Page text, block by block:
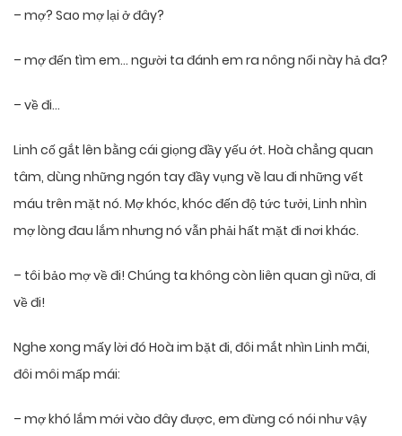
– mợ? Sao mợ lại ở đây?
– mợ đến tìm em… người ta đánh em ra nông nổi này hả đa?
– về đi…
Linh cố gắt lên bằng cái giọng đầy yếu ớt. Hoà chẳng quan
tâm, dùng những ngón tay đầy vụng về lau đi những vết
máu trên mặt nó. Mợ khóc, khóc đến độ tức tưởi, Linh nhìn
mợ lòng đau lắm nhưng nó vẫn phải hất mặt đi nơi khác.
– tôi bảo mợ về đi! Chúng ta không còn liên quan gì nữa, đi
về đi!
Nghe xong mấy lời đó Hoà im bặt đi, đôi mắt nhìn Linh mãi,
đôi môi mấp mái:
– mợ khó lắm mới vào đây được, em đừng có nói như vậy